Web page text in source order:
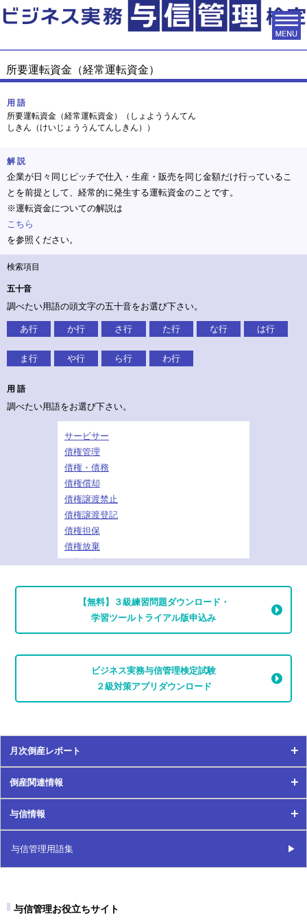
所要運転資金（経常運転資金）
用 語
所要運転資金（経常運転資金）（しょよううんてん
しきん（けいじょううんてんしきん））
解 説
企業が日々同じピッチで仕入・生産・販売を同じ金額だけ行っているこ
とを前提として、経常的に発生する運転資金のことです。
※運転資金についての解説は
こちら
を参照ください。
検索項目
五十音
調べたい用語の頭文字の五十音をお選び下さい。
あ行 か行 さ行 た行 な行 は行
ま行 や行 ら行 わ行
用 語
調べたい用語をお選び下さい。
サービサー
債権管理
債権・債務
債権償却
債権譲渡禁止
債権譲渡登記
債権担保
債権放棄
債務超過
財務分析
詐害行為
先取特権
差押禁止債権
残存耐用年数
GC注記
仕入債務
資格証明書
事業譲渡
資金繰り
自己資本比率
【無料】３級練習問題ダウンロード・
学習ツールトライアル版申込み
ビジネス実務与信管理検定試験
２級対策アプリダウンロード
月次倒産レポート
月次倒産レポート
2024年
2023年
倒産関連情報
倒産関連情報
2021年
与信情報
与信情報
与信管理用語集
与信管理お役立ちサイト